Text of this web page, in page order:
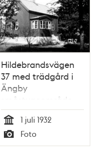
Hildebrandsvägen
37 med trädgård i
Ängby
småstugeområde
Tid
1 juli 1932
Typ
Foto